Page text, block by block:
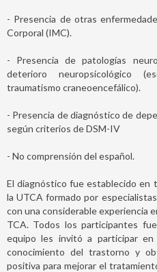
- Presencia de otras
Corporal (IMC).
- Presencia de patologías
deterioro neuropsicológico
traumatismo craneoencefálico).
- Presencia de diagnóstico de
según criterios de DSM-IV
- No comprensión del español.
El diagnóstico fue establecido en
la UTCA formado por
con una considerable experiencia
TCA. Todos los participantes
equipo les invitó a participar
conocimiento del trastorno y
positiva para mejorar el